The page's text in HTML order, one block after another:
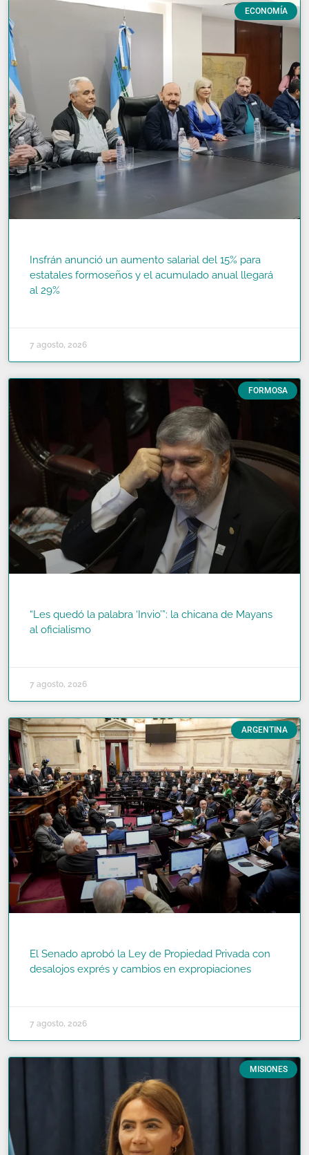
ECONOMÍA
Insfrán anunció un aumento salarial del 15% para
estatales formoseños y el acumulado anual llegará
al 29%
7 agosto, 2026
FORMOSA
“Les quedó la palabra ‘Invio’”: la chicana de Mayans
al oficialismo
7 agosto, 2026
ARGENTINA
El Senado aprobó la Ley de Propiedad Privada con
desalojos exprés y cambios en expropiaciones
7 agosto, 2026
MISIONES